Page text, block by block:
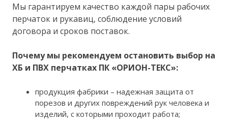
Мы гарантируем качество каждой пары рабочих
перчаток и рукавиц, соблюдение условий
договора и сроков поставок.
Почему мы рекомендуем остановить выбор на
ХБ и ПВХ перчатках ПК «ОРИОН-ТЕКС»:
продукция фабрики – надежная защита от
порезов и других повреждений рук человека и
изделий, с которыми проходит работа;